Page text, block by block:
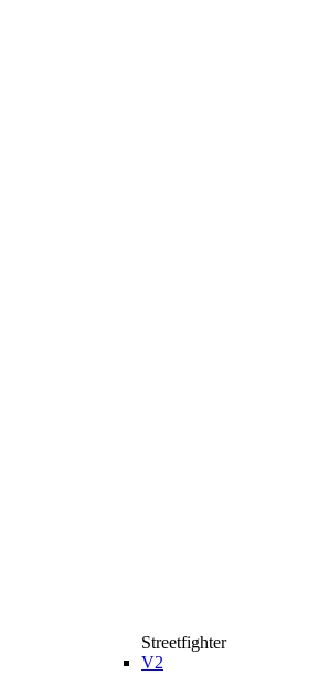
Streetfighter
V2